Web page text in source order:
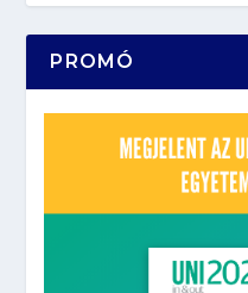
PROMÓ